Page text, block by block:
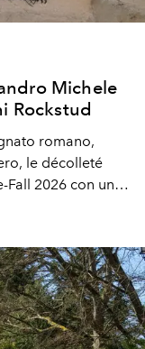
Michele
Rockstud
romano,
le décolleté
Fall 2026 con una
Alessandro
che è l’unico